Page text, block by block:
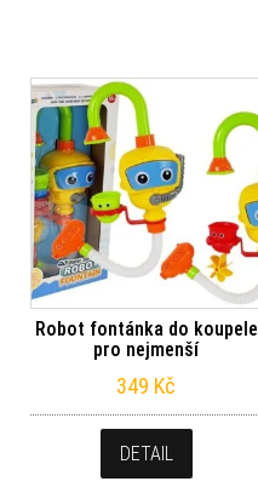
Robot fontánka do koupele
pro nejmenší
349 Kč
DETAIL